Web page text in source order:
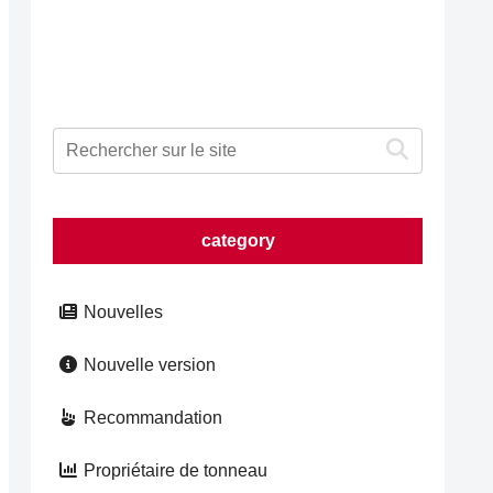
category
Nouvelles
Nouvelle version
Recommandation
Propriétaire de tonneau